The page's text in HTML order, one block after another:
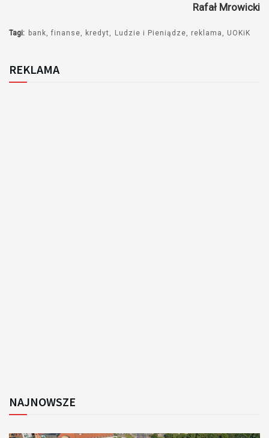
Rafał Mrowicki
Tagi: bank finanse kredyt Ludzie i Pieniądze reklama UOKiK
REKLAMA
NAJNOWSZE